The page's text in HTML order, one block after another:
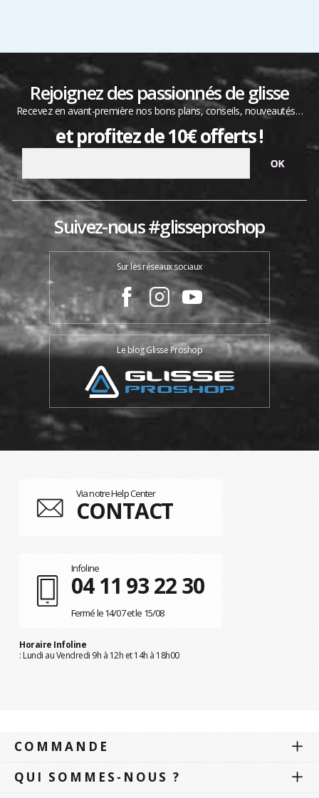
Rejoignez des passionnés de glisse
Recevez en avant-première nos bons plans, conseils, nouveautés…
et profitez de 10€ offerts !
Suivez-nous #glisseproshop
Sur les réseaux sociaux
Le blog Glisse Proshop
Via notre Help Center
CONTACT
Infoline
04 11 93 22 30
Fermé le 14/07 et le 15/08
Horaire Infoline
: Lundi au Vendredi 9h à 12h et 14h à 18h00
COMMANDE
QUI SOMMES-NOUS ?